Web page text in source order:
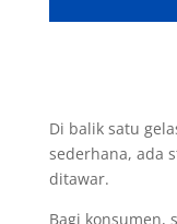
Di balik satu
sederhana, ada
ditawar.
Bagi konsumen,